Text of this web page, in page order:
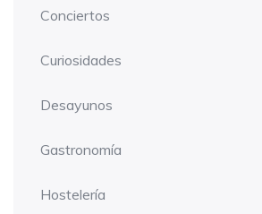
Conciertos
Curiosidades
Desayunos
Gastronomía
Hostelería